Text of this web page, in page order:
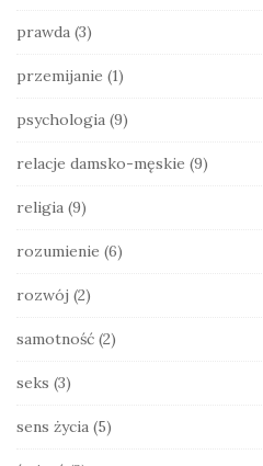
prawda (3)
przemijanie (1)
psychologia (9)
relacje damsko-męskie (9)
religia (9)
rozumienie (6)
rozwój (2)
samotność (2)
seks (3)
sens życia (5)